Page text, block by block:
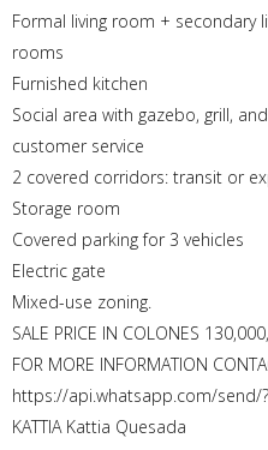
Formal living room + secondary
rooms
Furnished kitchen
Social area with gazebo, grill,
customer service
2 covered corridors: transit or
Storage room
Covered parking for 3 vehicles
Electric gate
Mixed-use zoning.
SALE PRICE IN COLONES
FOR MORE INFORMATION
https://api.whatsapp.com/send/
KATTIA Kattia Quesada